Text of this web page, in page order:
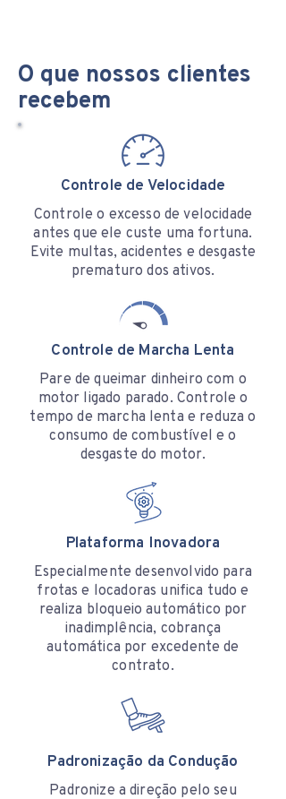
O que nossos clientes
recebem
Controle de Velocidade
Controle o excesso de velocidade
antes que ele custe uma fortuna.
Evite multas, acidentes e desgaste
prematuro dos ativos.
Controle de Marcha Lenta
Pare de queimar dinheiro com o
motor ligado parado. Controle o
tempo de marcha lenta e reduza o
consumo de combustível e o
desgaste do motor.
Plataforma Inovadora
Especialmente desenvolvido para
frotas e locadoras unifica tudo e
realiza bloqueio automático por
inadimplência, cobrança
automática por excedente de
contrato.
Padronização da Condução
Padronize a direção pelo seu